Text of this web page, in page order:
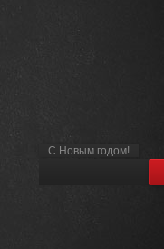
С Новым годом!